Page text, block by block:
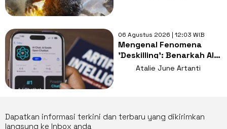
06 Agustus 2026 | 12:03 WIB
Mengenal Fenomena
'Deskilling': Benarkah AI
Perlahan Menurunkan
Atalie June Artanti
Dapatkan informasi terkini dan terbaru yang dikirimkan
langsung ke Inbox anda